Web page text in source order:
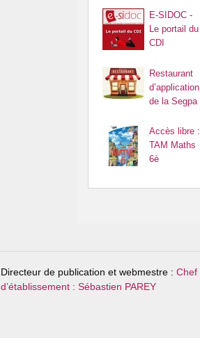
E-SIDOC -
Le portail du
CDI
Restaurant
d’application
de la Segpa
Accès libre :
TAM Maths
6è
Directeur de publication et webmestre : Chef
d’établissement : Sébastien PAREY